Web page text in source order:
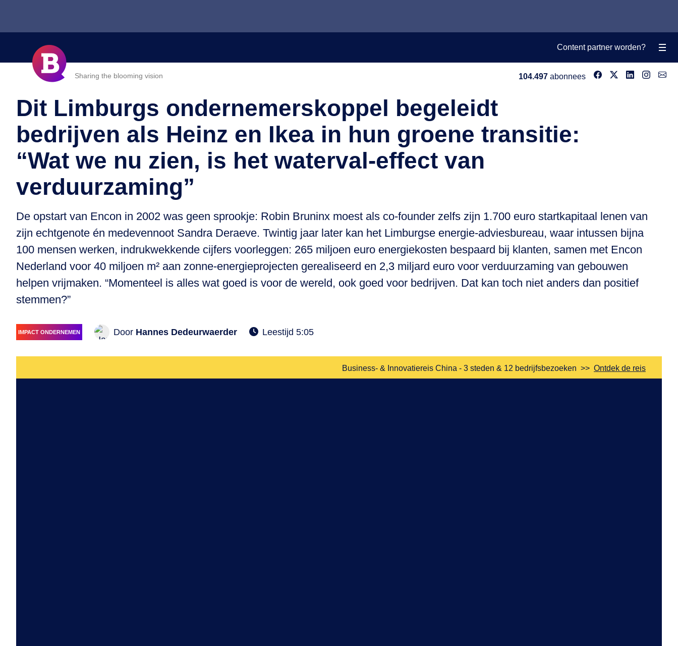
Content partner worden?
Sharing the blooming vision 104.497 abonnees
Dit Limburgs ondernemerskoppel begeleidt
bedrijven als Heinz en Ikea in hun groene transitie:
“Wat we nu zien, is het waterval-effect van
verduurzaming”
De opstart van Encon in 2002 was geen sprookje: Robin Bruninx moest als co-founder zelfs zijn 1.700 euro startkapitaal lenen van
zijn echtgenote én medevennoot Sandra Deraeve. Twintig jaar later kan het Limburgse energie-adviesbureau, waar intussen bijna
100 mensen werken, indrukwekkende cijfers voorleggen: 265 miljoen euro energiekosten bespaard bij klanten, samen met Encon
Nederland voor 40 miljoen m² aan zonne-energieprojecten gerealiseerd en 2,3 miljard euro voor verduurzaming van gebouwen
helpen vrijmaken. “Momenteel is alles wat goed is voor de wereld, ook goed voor bedrijven. Dat kan toch niet anders dan positief
stemmen?”
IMPACT ONDERNEMEN Door Hannes Dedeurwaerder Leestijd 5:05
Business- & Innovatiereis China - 3 steden & 12 bedrijfsbezoeken >> Ontdek de reis